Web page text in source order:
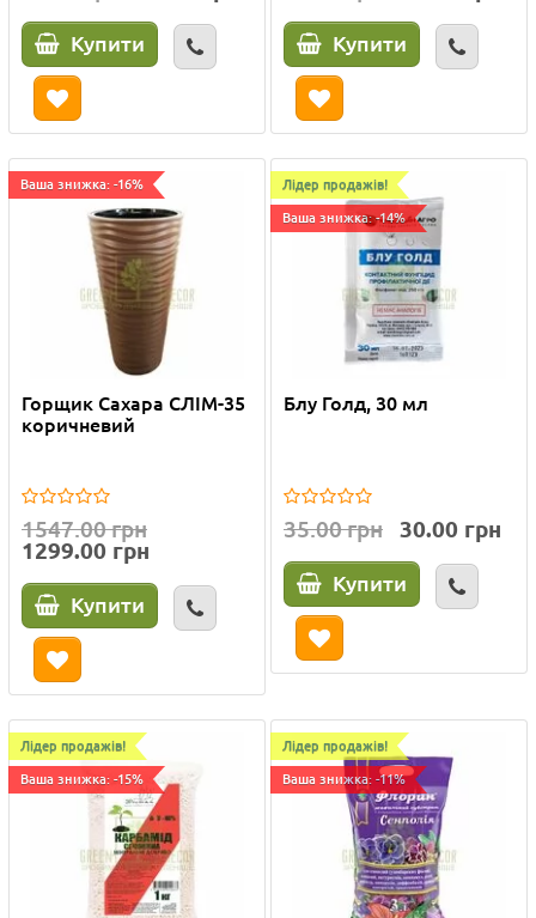
Купити Купити
Ваша знижка: -16%
Горщик Сахара СЛІМ-35
коричневий
1547.00 грн
1299.00 грн
Купити
Лідер продажів!
Ваша знижка: -14%
Блу Голд, 30 мл
35.00 грн 30.00 грн
Купити
Лідер продажів!
Ваша знижка: -15%
Лідер продажів!
Ваша знижка: -11%